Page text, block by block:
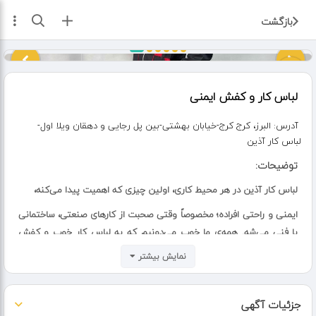
بازگشت ثبت آگهی
لباس کار و کفش ایمنی
آدرس: البرز، کرج کرج-خیابان بهشتی-بین پل رجایی و دهقان ویلا اول-
لباس کار آذین
توضیحات:
لباس کار آذین در هر محیط کاری، اولین چیزی که اهمیت پیدا می‌کنه،
ایمنی و راحتی افراده؛ مخصوصاً وقتی صحبت از کارهای صنعتی، ساختمانی
یا فنی می‌شه. همه‌ی ما خوب می‌دونیم که یه لباس کار خوب و کفش
ایمنی استاندارد، فقط ظاهر شیک نداره، بلکه وظیفه‌اش حفظ جون آدمه.
✅همون‌قدر که ابزار و دستگاه مهمن، لباس و لوازم ایمنی هم نقش حیاتی
نمایش بیشتر
جزئیات آگهی